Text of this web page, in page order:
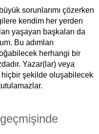
sorunlarımı çözerken
kendim her yerden
yaşayan başkaları da
Bu adımları
herhangi bir
Yazar(lar) veya
hiçbir şekilde oluşabilecek